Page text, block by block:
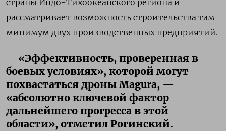
страны Индо-Тихоокеанского региона и
рассматривает возможность строительства там
минимум двух производственных предприятий.
«Эффективность, проверенная в
боевых условиях», которой могут
похвастаться дроны Magura, —
«абсолютно ключевой фактор
дальнейшего прогресса в этой
области», отметил Рогинский.